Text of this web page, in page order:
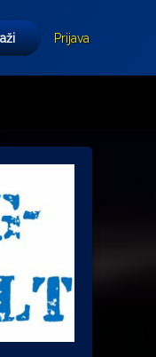
Prijava